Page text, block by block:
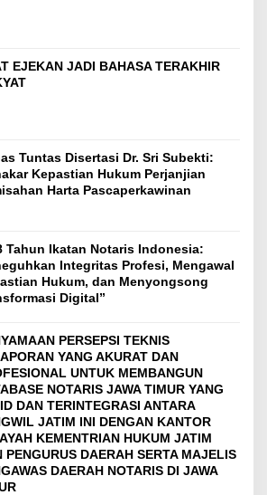
EJEKAN JADI BAHASA TERAKHIR
Tuntas Disertasi Dr. Sri Subekti:
Kepastian Hukum Perjanjian
Harta Pascaperkawinan
Tahun Ikatan Notaris Indonesia:
Integritas Profesi, Mengawal
Hukum, dan Menyongsong
Digital”
PERSEPSI TEKNIS
YANG AKURAT DAN
UNTUK MEMBANGUN
NOTARIS JAWA TIMUR YANG
DAN TERINTEGRASI ANTARA
JATIM INI DENGAN KANTOR
KEMENTRIAN HUKUM JATIM
PENGURUS DAERAH SERTA MAJELIS
DAERAH NOTARIS DI JAWA